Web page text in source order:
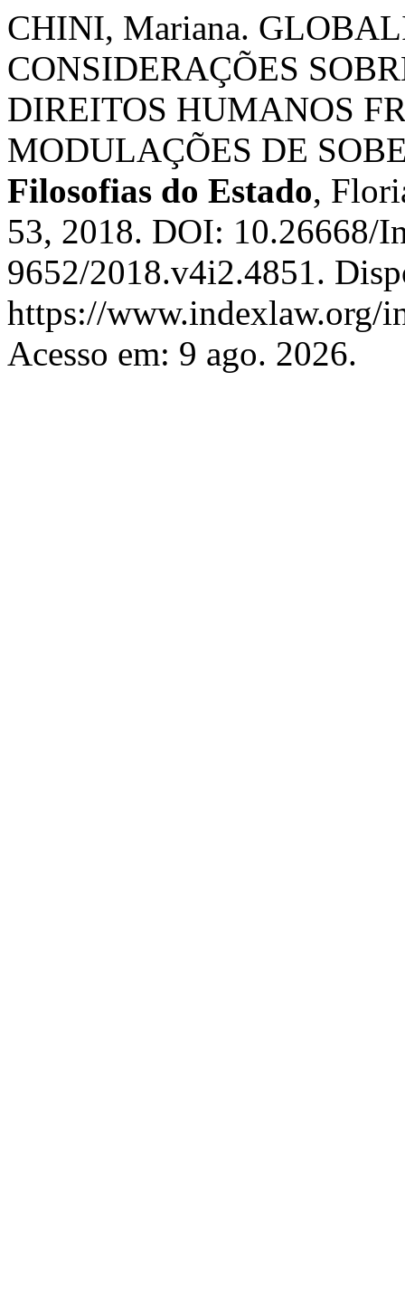
CHINI, Mariana.
CONSIDERAÇÕES
DIREITOS HUMANOS
MODULAÇÕES DE
Filosofias do Estado,
53, 2018. DOI: 10.26668/
9652/2018.v4i2.4851.
https://www.indexlaw.org/
Acesso em: 9 ago. 2026.